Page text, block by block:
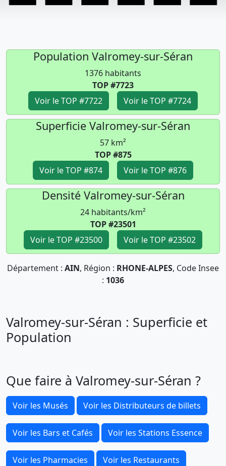
Population Valromey-sur-Séran
1376 habitants
TOP #7723
Voir le TOP #7722
Voir le TOP #7724
Superficie Valromey-sur-Séran
57 km²
TOP #875
Voir le TOP #874
Voir le TOP #876
Densité Valromey-sur-Séran
24 habitants/km²
TOP #23501
Voir le TOP #23500
Voir le TOP #23502
Département : AIN, Région : RHONE-ALPES, Code Insee
: 1036
Valromey-sur-Séran : Superficie et
Population
Que faire à Valromey-sur-Séran ?
Voir les Musés Voir les Distributeurs de billets
Voir les Bars et Cafés Voir les Stations Essence
Voir les Pharmacies Voir les Restaurants